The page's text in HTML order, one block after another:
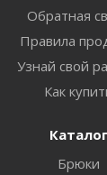
Обратная
Правила
Узнай свой
Как
Каталог
Брюки